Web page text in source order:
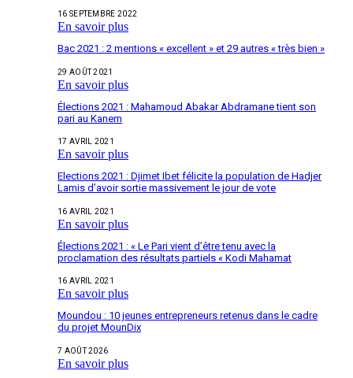
16 SEPTEMBRE 2022
En savoir plus
Bac 2021 : 2 mentions « excellent » et 29 autres « très bien »
29 AOÛT 2021
En savoir plus
Élections 2021 : Mahamoud Abakar Abdramane tient son
pari au Kanem
17 AVRIL 2021
En savoir plus
Elections 2021 : Djimet Ibet félicite la population de Hadjer
Lamis d’avoir sortie massivement le jour de vote
16 AVRIL 2021
En savoir plus
Élections 2021 : « Le Pari vient d’être tenu avec la
proclamation des résultats partiels « Kodi Mahamat
16 AVRIL 2021
En savoir plus
Moundou : 10 jeunes entrepreneurs retenus dans le cadre
du projet MounDix
7 AOÛT 2026
En savoir plus